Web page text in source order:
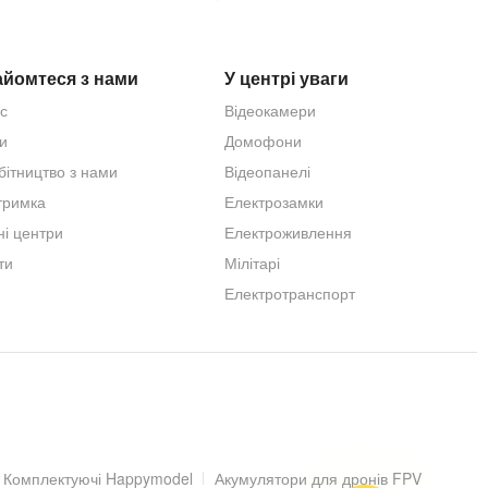
DHCP, FTP, DDNS, RTP, RTSP, RTCP, P2P
з нами
з нами
центри
У центрі уваги
Відеокамери
Домофони
Відеопанелі
Електрозамки
Електроживлення
Мілітарі
Електротранспорт
Комплектуючі Happymodel Акумулятори для дронів FPV